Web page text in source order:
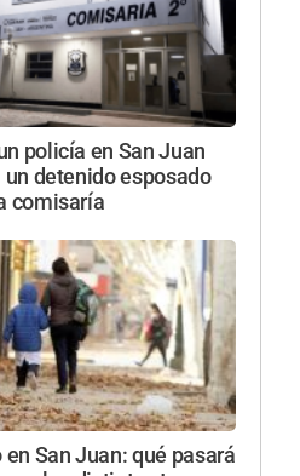
policía en San Juan
un detenido esposado
comisaría
San Juan: qué pasará